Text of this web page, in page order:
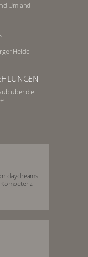
Umland
Heide
über die
daydreams